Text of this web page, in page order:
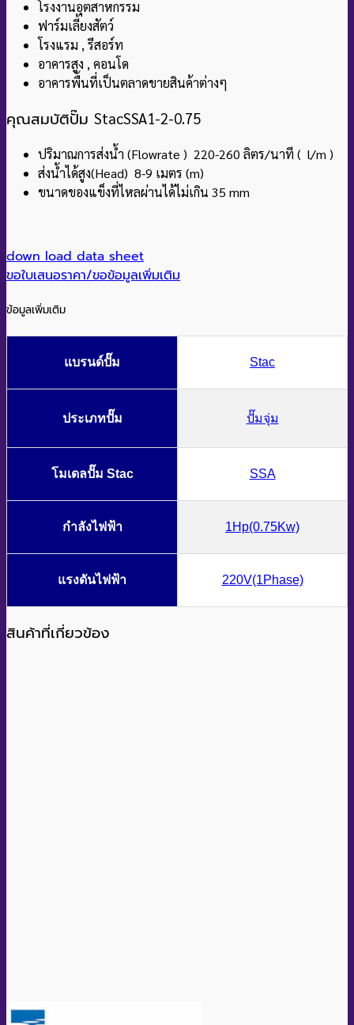
โรงงานอุตสาหกรรม
ฟาร์มเลี้ยงสัตว์
โรงแรม , รีสอร์ท
อาคารสูง , คอนโด
อาคารพื้นที่เป็นตลาดขายสินค้าต่างๆ
คุณสมบัติปั๊ม StacSSA1-2-0.75
ปริมาณการส่งน้ำ (Flowrate ) 220-260 ลิตร/นาที ( l/m )
ส่งน้ำได้สูง(Head) 8-9 เมตร (m)
ขนาดของแข็งที่ไหลผ่านได้ไม่เกิน 35 mm
down load data sheet
ขอใบเสนอราคา/ขอข้อมูลเพิ่มเติม
ข้อมูลเพิ่มเติม
แบรนด์ปั๊ม Stac
ประเภทปั๊ม ปั๊มจุ่ม
โมเดลปั๊ม Stac SSA
กำลังไฟฟ้า 1Hp(0.75Kw)
แรงดันไฟฟ้า 220V(1Phase)
สินค้าที่เกี่ยวข้อง